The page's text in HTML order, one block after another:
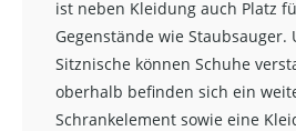
ist neben Kleidung auch Platz
Gegenstände wie
Sitznische können Schuhe
oberhalb befinden sich ein
Schrankelement sowie eine